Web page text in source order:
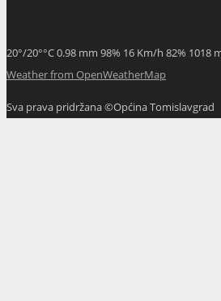
20°/20°°C0.98 mm 98% 16 Km/h 82% 1018
Weather from OpenWeatherMap
Sva prava pridržana ©Općina Tomislavgrad